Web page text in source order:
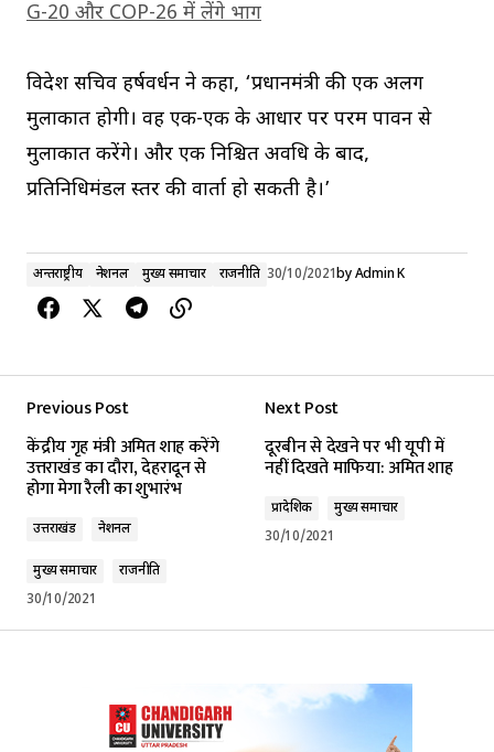
G-20 और COP-26 में लेंगे भाग
विदेश सचिव हर्षवर्धन ने कहा, ‘प्रधानमंत्री की एक अलग
मुलाकात होगी। वह एक-एक के आधार पर परम पावन से
मुलाकात करेंगे। और एक निश्चित अवधि के बाद,
प्रतिनिधिमंडल स्तर की वार्ता हो सकती है।’
अन्तर्राष्ट्रीय नेशनल मुख्य समाचार राजनीति 30/10/2021byAdmin K
Previous Post
केंद्रीय गृह मंत्री अमित शाह करेंगे
उत्तराखंड का दौरा, देहरादून से
होगा मेगा रैली का शुभारंभ
उत्तराखंड नेशनल
मुख्य समाचार
राजनीति
30/10/2021
Next Post
दूरबीन से देखने पर भी यूपी में
नहीं दिखते माफिया: अमित शाह
प्रादेशिक
मुख्य समाचार
30/10/2021